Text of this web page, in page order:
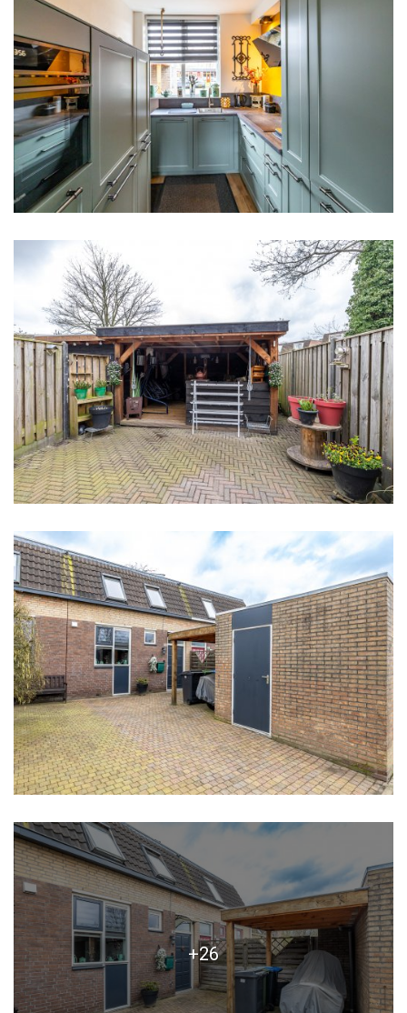
Indeling
Aantal kamers
4 kamers (3 slaapkamers)
Aantal kamers
4 kamers (3 slaapkamers)
Aantal woonlagen
1
Energie
Energielabel
A
+26